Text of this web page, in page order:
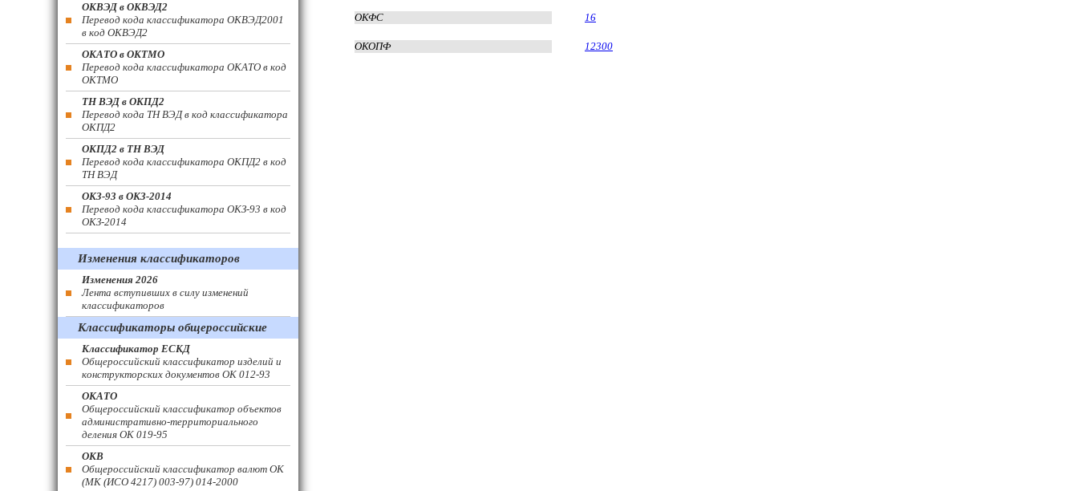
ОКФС 16
ОКОПФ 12300
ОКВЭД в ОКВЭД2
Перевод кода классификатора ОКВЭД2001
в код ОКВЭД2
ОКАТО в ОКТМО
Перевод кода классификатора ОКАТО в код
ОКТМО
ТН ВЭД в ОКПД2
Перевод кода ТН ВЭД в код классификатора
ОКПД2
ОКПД2 в ТН ВЭД
Перевод кода классификатора ОКПД2 в код
ТН ВЭД
ОКЗ-93 в ОКЗ-2014
Перевод кода классификатора ОКЗ-93 в код
ОКЗ-2014
Изменения классификаторов
Изменения 2026
Лента вступивших в силу изменений
классификаторов
Классификаторы общероссийские
Классификатор ЕСКД
Общероссийский классификатор изделий и
конструкторских документов ОК 012-93
ОКАТО
Общероссийский классификатор объектов
административно-территориального
деления ОК 019-95
ОКВ
Общероссийский классификатор валют ОК
(МК (ИСО 4217) 003-97) 014-2000